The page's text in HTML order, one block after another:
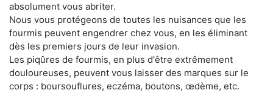
absolument vous abriter.
Nous vous protégeons de toutes les nuisances que les
fourmis peuvent engendrer chez vous, en les éliminant
dès les premiers jours de leur invasion.
Les piqûres de fourmis, en plus d'être extrêmement
douloureuses, peuvent vous laisser des marques sur le
corps : boursouflures, eczéma, boutons, œdème, etc.